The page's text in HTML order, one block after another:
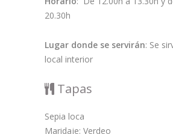
20.30h
Lugar donde se servirán: Se
local interior
Tapas
Sepia loca
Maridaje: Verdeo